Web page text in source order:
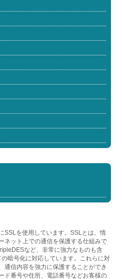
SSLを使用しています。SSLとは、情
ネット上での通信を保護する仕組みで
など、非常に強力なものも含
暗号化に対応しています。これらに対
通信内容を強力に保護することができ
ド番号や住所、電話番号などお客様の